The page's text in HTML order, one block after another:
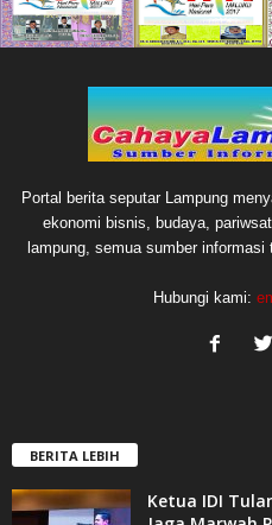
Portal berita seputar Lampung
ekonomi bisnis, budaya,
lampung, semua sumber
Hubungi kami:
BERITA LEBIH
Ketua IDI